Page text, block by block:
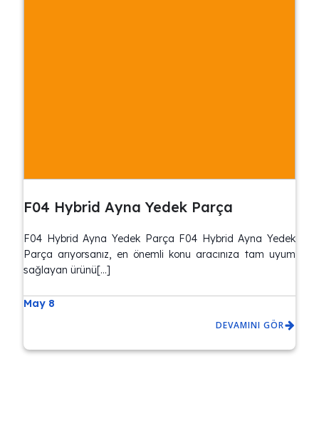
F04 Hybrid Ayna Yedek Parça
F04 Hybrid Ayna Yedek Parça F04 Hybrid Ayna Yedek
Parça arıyorsanız, en önemli konu aracınıza tam uyum
sağlayan ürünü[…]
May 8
DEVAMINI GÖR